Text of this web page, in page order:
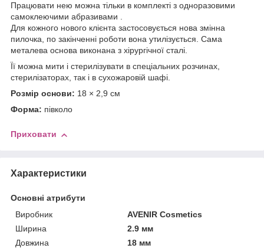
Працювати нею можна тільки в комплекті з одноразовими
самоклеючими абразивами .
Для кожного нового клієнта застосовується нова змінна
пилочка, по закінченні роботи вона утилізується. Сама
металева основа виконана з хірургічної сталі.
Її можна мити і стерилізувати в спеціальних розчинах,
стерилізаторах, так і в сухожаровій шафі.
Розмір основи: 18 × 2,9 см
Форма: півколо
Приховати
Характеристики
Основні атрибути
Виробник
AVENIR Cosmetics
Ширина
2.9 мм
Довжина
18 мм